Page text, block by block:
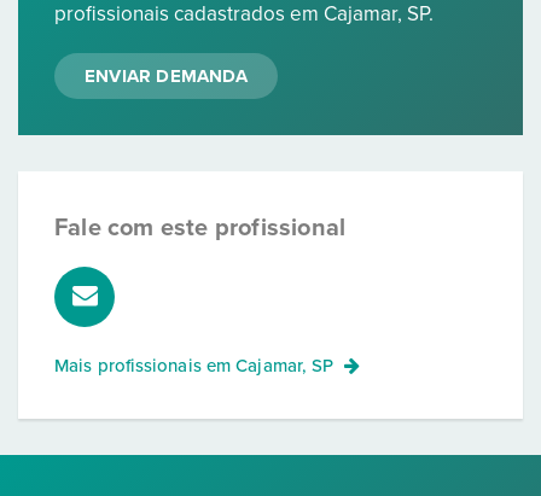
profissionais cadastrados em Cajamar, SP.
ENVIAR DEMANDA
Fale com este profissional
Mais profissionais emCajamar, SP